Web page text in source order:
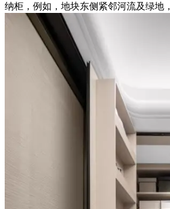
纳柜，例如，地块东侧紧邻河流及绿地，